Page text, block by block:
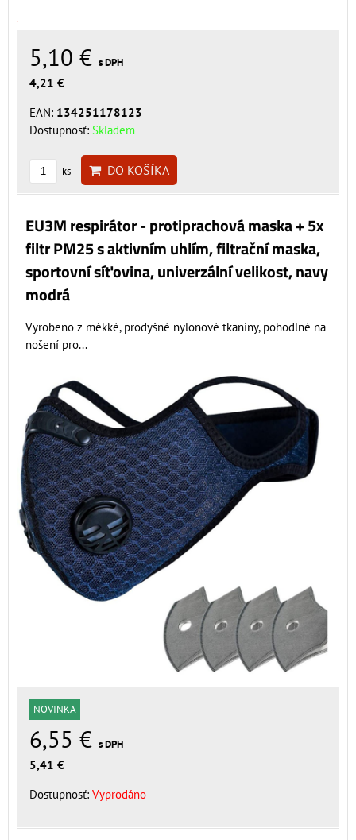
5,10 € s DPH
4,21 €
EAN: 134251178123
Dostupnosť: Skladem
ks DO KOŠÍKA
EU3M respirátor - protiprachová maska + 5x
filtr PM25 s aktivním uhlím, filtrační maska,
sportovní síťovina, univerzální velikost, navy
modrá
Vyrobeno z měkké, prodyšné nylonové tkaniny, pohodlné na
nošení pro...
NOVINKA
6,55 € s DPH
5,41 €
Dostupnosť: Vyprodáno